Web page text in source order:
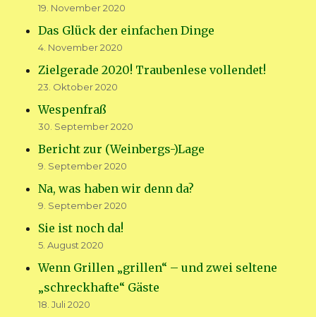
19. November 2020
Das Glück der einfachen Dinge
4. November 2020
Zielgerade 2020! Traubenlese vollendet!
23. Oktober 2020
Wespenfraß
30. September 2020
Bericht zur (Weinbergs-)Lage
9. September 2020
Na, was haben wir denn da?
9. September 2020
Sie ist noch da!
5. August 2020
Wenn Grillen „grillen“ – und zwei seltene
„schreckhafte“ Gäste
18. Juli 2020